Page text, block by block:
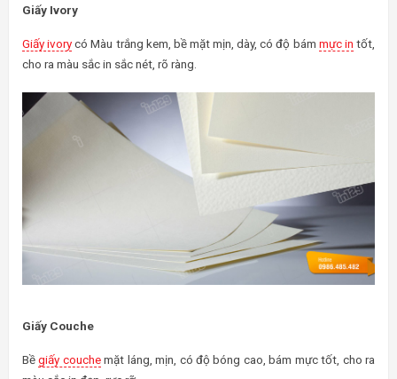
Giấy Ivory
Giấy ivorycó Màu trắng kem, bề mặt mịn, dày, có độ bám mực in tốt,
cho ra màu sắc in sắc nét, rõ ràng.
Giấy Couche
Bềgiấy couchemặt láng, mịn, có độ bóng cao, bám mực tốt, cho ra